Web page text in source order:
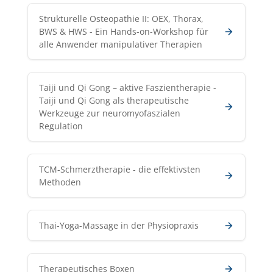
Strukturelle Osteopathie II: OEX, Thorax,
BWS & HWS - Ein Hands-on-Workshop für
alle Anwender manipulativer Therapien
Taiji und Qi Gong – aktive Faszientherapie -
Taiji und Qi Gong als therapeutische
Werkzeuge zur neuromyofaszialen
Regulation
TCM-Schmerztherapie - die effektivsten
Methoden
Thai-Yoga-Massage in der Physiopraxis
Therapeutisches Boxen